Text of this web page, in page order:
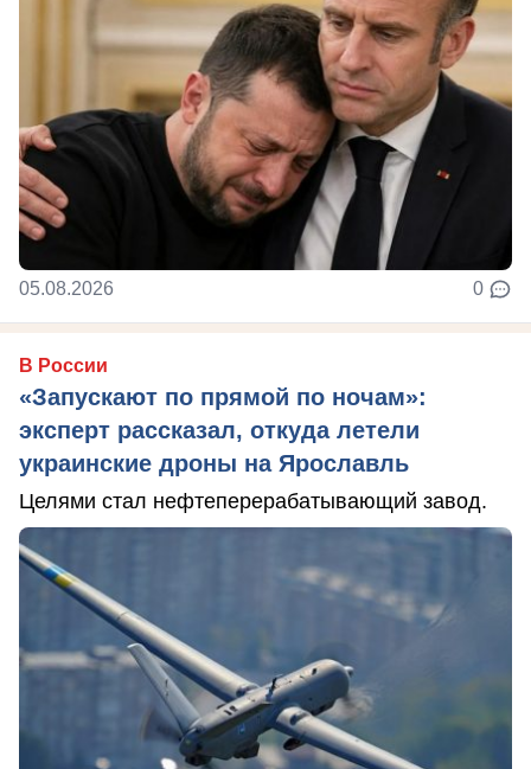
05.08.2026 0
В России
«Запускают по прямой по ночам»:
эксперт рассказал, откуда летели
украинские дроны на Ярославль
Целями стал нефтеперерабатывающий завод.